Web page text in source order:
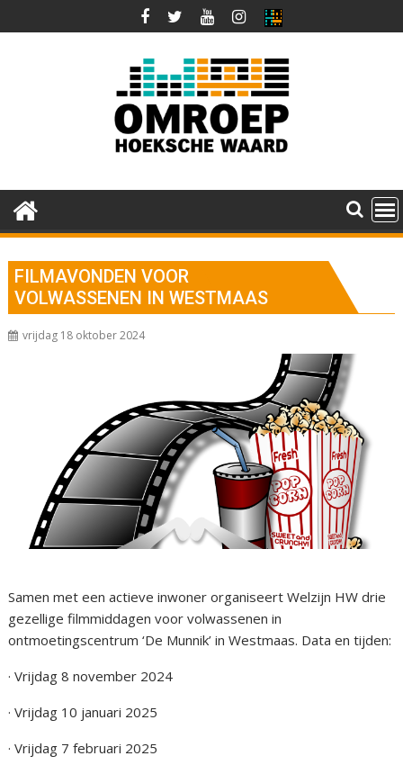
naar
FILMAVONDEN VOOR
VOLWASSENEN IN WESTMAAS
vrijdag 18 oktober 2024
Samen met een actieve inwoner organiseert Welzijn HW drie
gezellige filmmiddagen voor volwassenen in
ontmoetingscentrum ‘De Munnik’ in Westmaas. Data en tijden:
· Vrijdag 8 november 2024
· Vrijdag 10 januari 2025
· Vrijdag 7 februari 2025